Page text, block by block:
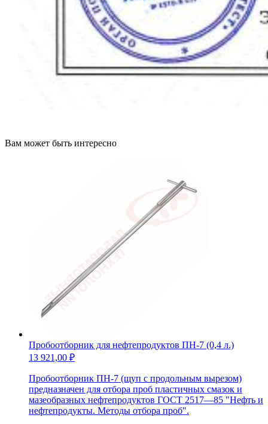
Вам может быть интересно
Пробоотборник для нефтепродуктов ПН-7 (0,4 л.)
13 921,00 ₽
Пробоотборник ПН-7 (щуп с продольным вырезом)
предназначен для отбора проб пластичных смазок и
мазеобразных нефтепродуктов ГОСТ 2517—85 "Нефть и
нефтепродукты. Методы отбора проб".